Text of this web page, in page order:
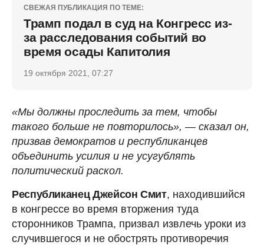
СВЕЖАЯ ПУБЛИКАЦИЯ ПО ТЕМЕ:
Трамп подал в суд на Конгресс из-
за расследования событий во
время осады Капитолия
19 октября 2021, 07:27
«Мы должны проследить за тем, чтобы
такого больше не повторилось», — сказал он,
призвав демократов и республиканцев
объединить усилия и не усугублять
политический раскол.
Республиканец Джейсон Смит, находившийся
в конгрессе во время вторжения туда
сторонников Трампа, призвал извлечь уроки из
случившегося и не обострять противоречия